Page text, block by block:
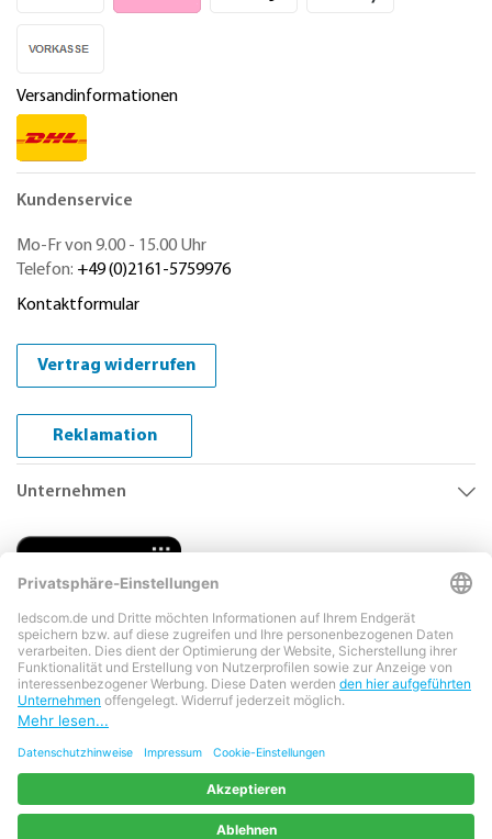
Versandinformationen
Kundenservice
Mo-Fr von 9.00 - 15.00 Uhr
Telefon: +49 (0)2161-5759976
Kontaktformular
Vertrag widerrufen
Reklamation
Unternehmen
Copyright © 2026 LEDs Com GmbH